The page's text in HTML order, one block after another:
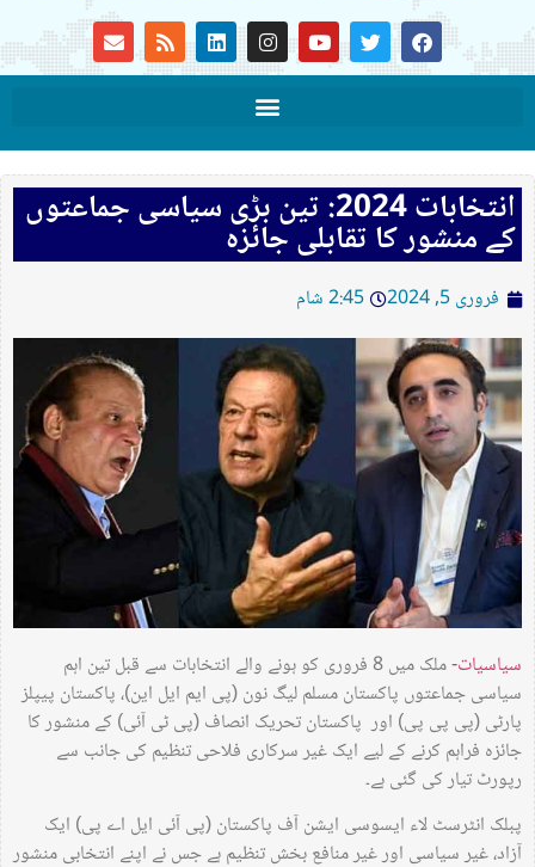
انتخابات 2024: تین بڑی سیاسی جماعتوں
کے منشور کا تقابلی جائزہ
فروری 5, 2024 2:45 شام
سیاسیات-
ملک میں 8 فروری کو ہونے والے انتخابات سے قبل تین اہم
سیاسی جماعتوں پاکستان مسلم لیگ نون (پی ایم ایل این)، پاکستان پیپلز
پارٹی (پی پی پی) اور پاکستان تحریک انصاف (پی ٹی آئی) کے منشور کا
جائزہ فراہم کرنے کے لیے ایک غیر سرکاری فلاحی تنظیم کی جانب سے
رپورٹ تیار کی گئی ہے۔
پبلک انٹرسٹ لاء ایسوسی ایشن آف پاکستان (پی آئی ایل اے پی) ایک
آزاد، غیر سیاسی اور غیر منافع بخش تنظیم ہے جس نے اپنے انتخابی منشور